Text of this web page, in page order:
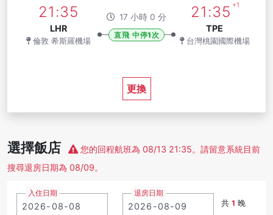
21:35
LHR
倫敦 希斯羅機場
17 小時 0 分
直飛 中停1次
21:35 +1
TPE
台灣桃園國際機場
更換
選擇飯店
您的回程航班為 08/13 21:35。請留意系統目前
搜尋退房日期為 08/09。
入住日期 退房日期
共 1 晚